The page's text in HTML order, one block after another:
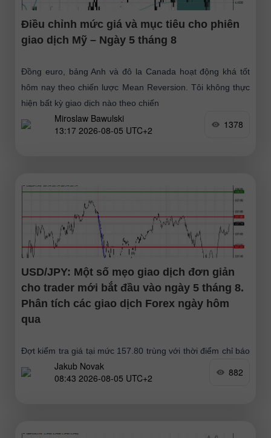
Điều chỉnh mức giá và mục tiêu cho phiên
giao dịch Mỹ – Ngày 5 tháng 8
Đồng euro, bảng Anh và đô la Canada hoạt động khá tốt
hôm nay theo chiến lược Mean Reversion. Tôi không thực
hiện bất kỳ giao dịch nào theo chiến
Miroslaw Bawulski
13:17 2026-08-05 UTC+2
1378
USD/JPY: Một số mẹo giao dịch đơn giản
cho trader mới bắt đầu vào ngày 5 tháng 8.
Phân tích các giao dịch Forex ngày hôm
qua
Đợt kiểm tra giá tại mức 157.80 trùng với thời điểm chỉ báo
MACD bắt đầu di chuyển xuống từ mốc 0, xác nhận điểm
Jakub Novak
08:43 2026-08-05 UTC+2
882